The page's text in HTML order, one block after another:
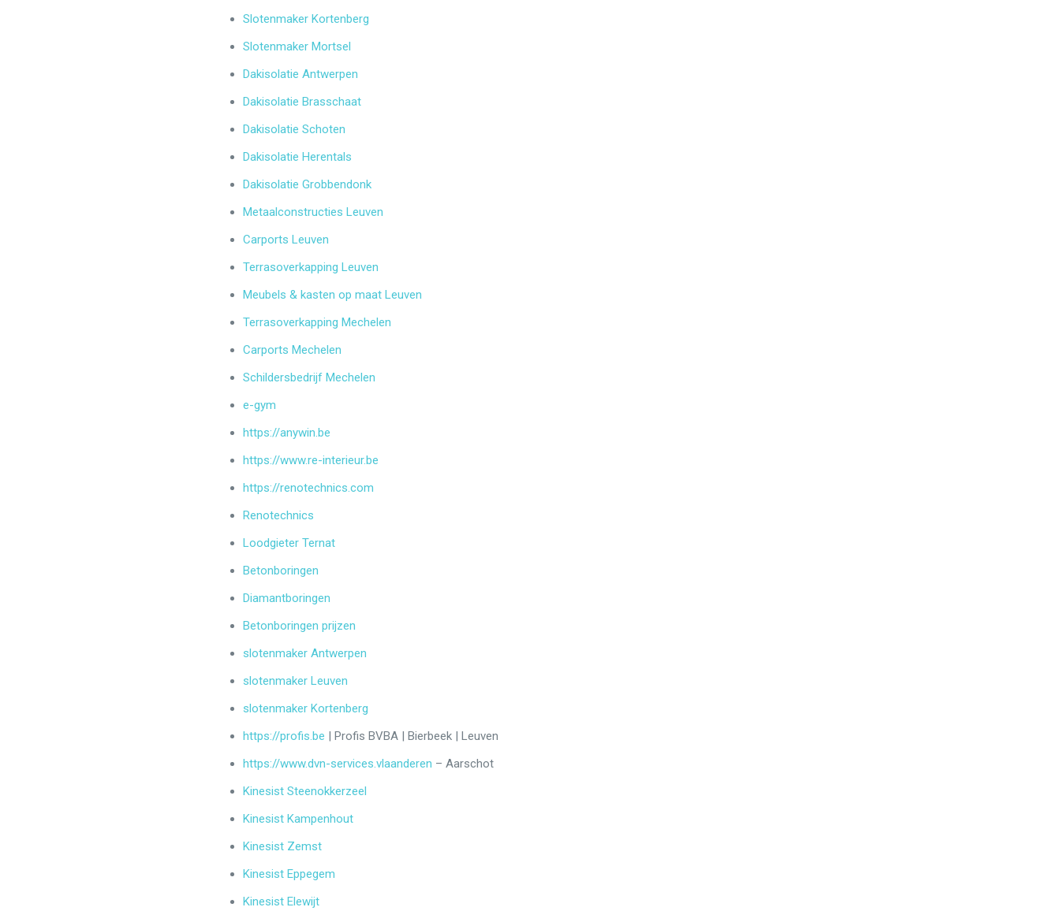
Slotenmaker Kortenberg
Slotenmaker Mortsel
Dakisolatie Antwerpen
Dakisolatie Brasschaat
Dakisolatie Schoten
Dakisolatie Herentals
Dakisolatie Grobbendonk
Metaalconstructies Leuven
Carports Leuven
Terrasoverkapping Leuven
Meubels & kasten op maat Leuven
Terrasoverkapping Mechelen
Carports Mechelen
Schildersbedrijf Mechelen
e-gym
https://anywin.be
https://www.re-interieur.be
https://renotechnics.com
Renotechnics
Loodgieter Ternat
Betonboringen
Diamantboringen
Betonboringen prijzen
slotenmaker Antwerpen
slotenmaker Leuven
slotenmaker Kortenberg
https://profis.be | Profis BVBA | Bierbeek | Leuven
https://www.dvn-services.vlaanderen – Aarschot
Kinesist Steenokkerzeel
Kinesist Kampenhout
Kinesist Zemst
Kinesist Eppegem
Kinesist Elewijt